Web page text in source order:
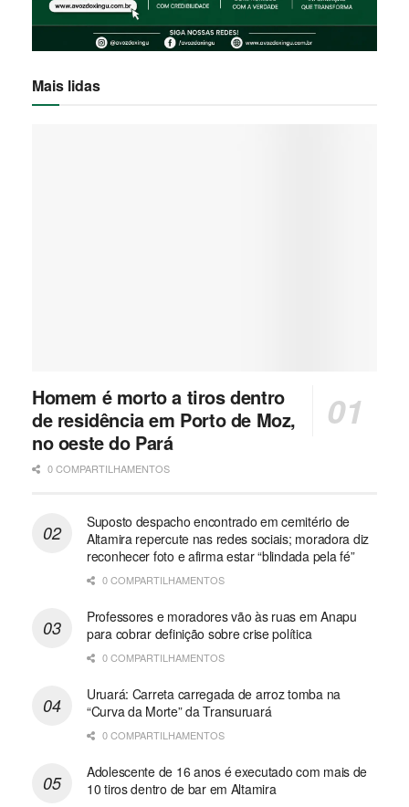
Mais lidas
Homem é morto a tiros dentro
de residência em Porto de Moz,
no oeste do Pará
0 COMPARTILHAMENTOS
Suposto despacho encontrado em cemitério de
Altamira repercute nas redes sociais; moradora diz
reconhecer foto e afirma estar “blindada pela fé”
0 COMPARTILHAMENTOS
Professores e moradores vão às ruas em Anapu
para cobrar definição sobre crise política
0 COMPARTILHAMENTOS
Uruará: Carreta carregada de arroz tomba na
“Curva da Morte” da Transuruará
0 COMPARTILHAMENTOS
Adolescente de 16 anos é executado com mais de
10 tiros dentro de bar em Altamira